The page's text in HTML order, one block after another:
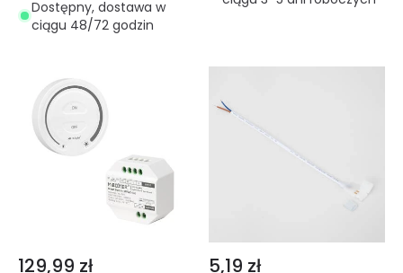
Dostępny, dostawa w
ciągu 48/72 godzin
129,99 zł 5,19 zł